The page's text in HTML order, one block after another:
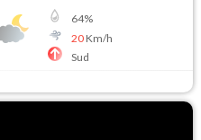
64%
20Km/h
Sud